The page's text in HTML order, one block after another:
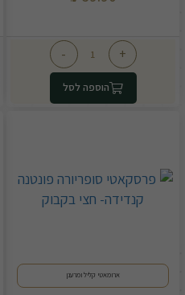
+
-
הוספה לסל
ארומאטי קליל ומרענן